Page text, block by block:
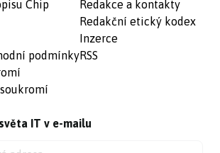
Chip
podmínky
Redakce a kontakty
Redakční etický kodex
Inzerce
RSS
IT v e-mailu